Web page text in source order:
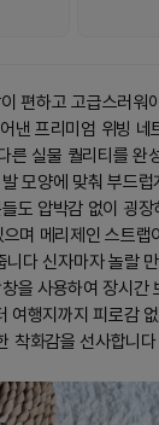
편하고 고급스러워
낸 프리미엄 위빙 네
른 실물 퀄리티를 완
모양에 맞춰 부드럽
도 압박감 없이 굉장
며 메리제인 스트랩
니다 신자마자 놀랄
을 사용하여 장시간
여행지까지 피로감
착화감을 선사합니다